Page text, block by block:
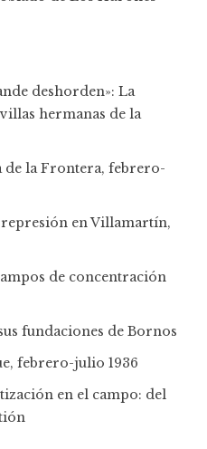
deshorden»: La
hermanas de la
de la Frontera, febrero-
en Villamartín,
de concentración
fundaciones de Bornos
febrero-julio 1936
en el campo: del